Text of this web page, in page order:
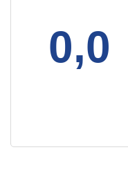
0,0